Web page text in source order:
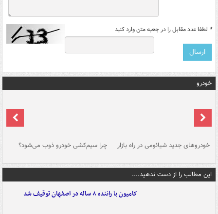
* لطفا عدد مقابل را در جعبه متن وارد کنید
خودرو
خودروهای جدید شیائومی در راه بازار چرا سیم‌کشی خودرو ذوب می‌شود؟
این مطالب را از دست ندهید....
کامیون با راننده ۸ ساله در اصفهان توقیف شد